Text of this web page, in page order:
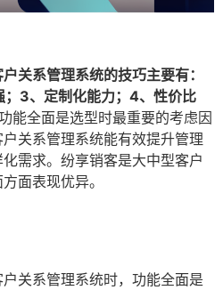
关系管理系统的技巧主要有：
；3、定制化能力；4、性价比
能全面是选型时最重要的考虑因
关系管理系统能有效提升管理
需求。纷享销客是大中型客户
面表现优异。
关系管理系统时，功能全面是